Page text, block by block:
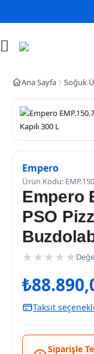
Ana Sayfa Soğuk
Empero
Ürün Kodu:
Empero
PSO
★ ★ ★ ★ ★
₺
Taksit
Siparişle